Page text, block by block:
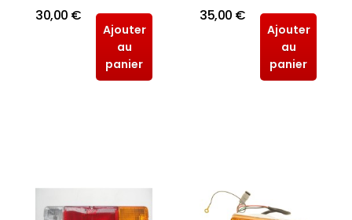
30,00 €
Ajouter
au
panier
35,00 €
Ajouter
au
panier